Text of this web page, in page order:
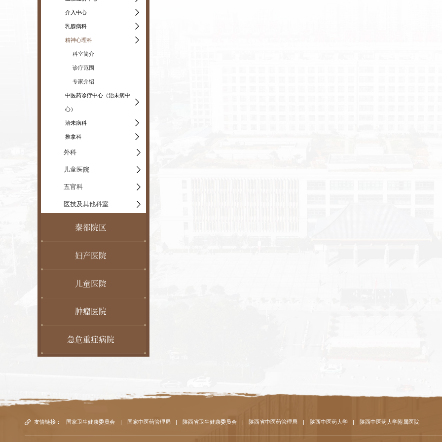
介入中心
乳腺病科
精神心理科
科室简介
诊疗范围
专家介绍
中医药诊疗中心（治未病中
心）
治未病科
推拿科
外科
儿童医院
五官科
医技及其他科室
秦都院区
妇产医院
儿童医院
肿瘤医院
急危重症病院
友情链接： 国家卫生健康委员会 国家中医药管理局 陕西省卫生健康委员会 陕西省中医药管理局 陕西中医药大学 陕西中医药大学附属医院